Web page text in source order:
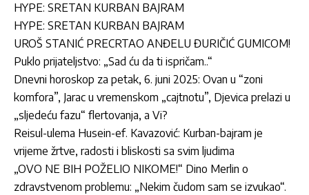
HYPE: SRETAN KURBAN BAJRAM
HYPE: SRETAN KURBAN BAJRAM
UROŠ STANIĆ PRECRTAO ANĐELU ĐURIČIĆ GUMICOM!
Puklo prijateljstvo: „Sad ću da ti ispričam..“
Dnevni horoskop za petak, 6. juni 2025: Ovan u “zoni
komfora”, Jarac u vremenskom „cajtnotu”, Djevica prelazi u
„sljedeću fazu“ flertovanja, a Vi?
Reisul-ulema Husein-ef. Kavazović: Kurban-bajram je
vrijeme žrtve, radosti i bliskosti sa svim ljudima
„OVO NE BIH POŽELIO NIKOME!“ Dino Merlin o
zdravstvenom problemu: „Nekim čudom sam se izvukao“.